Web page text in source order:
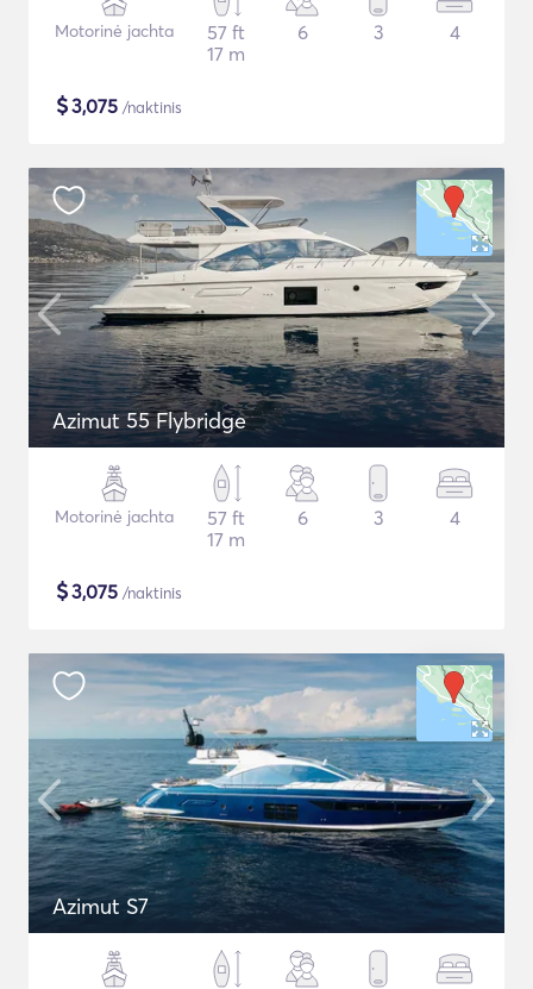
Motorinė jachta
57 ft
17 m
6 3 4
$3,075 /naktinis
Azimut 55 Flybridge
Motorinė jachta
57 ft
17 m
6 3 4
$3,075 /naktinis
Azimut S7